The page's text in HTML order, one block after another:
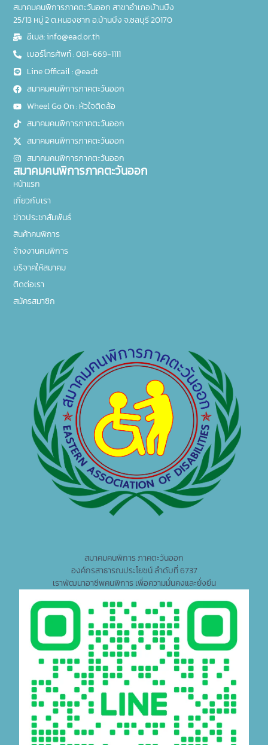
สมาคมคนพิการ ภาคตะวันออก
องค์กรสาธารณประโยชน์ ลำดับที่ 6737
เราพัฒนาอาชีพคนพิการ เพื่อความมั่นคงและยั่งยืน
สมาคมคนพิการภาคตะวันออก สาขาอำเภอบ้านบึง
25/13 หมู่ 2 ต.หนองชาก อ.บ้านบึง จ.ชลบุรี 20170
อีเมล: info@ead.or.th
เบอร์โทรศัพท์ : 081-669-1111
Line Officail : @eadt
สมาคมคนพิการภาคตะวันออก
Wheel Go On : หัวใจติดล้อ
สมาคมคนพิการภาคตะวันออก
สมาคมคนพิการภาคตะวันออก
สมาคมคนพิการภาคตะวันออก
สมาคมคนพิการภาคตะวันออก
หน้าแรก
เกี่ยวกับเรา
ข่าวประชาสัมพันธ์
สินค้าคนพิการ
จ้างงานคนพิการ
บริจาคให้สมาคม
ติดต่อเรา
สมัครสมาชิก